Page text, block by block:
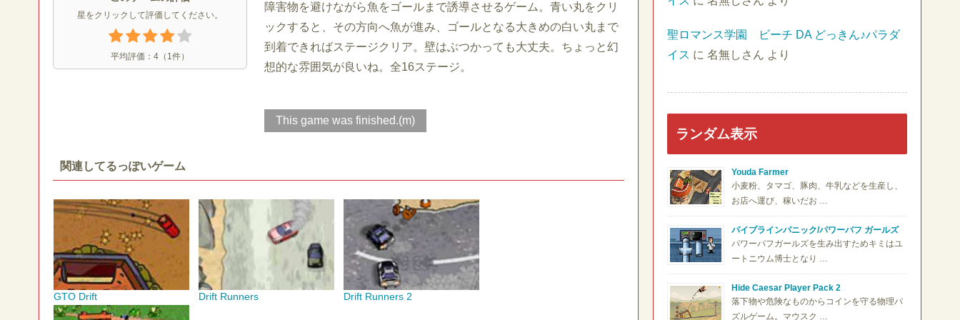
星をクリックして評価してください。
平均評価： 4 （ 1 件）
障害物を避けながら魚をゴールまで誘導させるゲーム。青い丸をクリ
ックすると、その方向へ魚が進み、ゴールとなる大きめの白い丸まで
到着できればステージクリア。壁はぶつかっても大丈夫。ちょっと幻
想的な雰囲気が良いね。全16ステージ。
This game was finished.(m)
関連してるっぽいゲーム
GTO Drift Drift Runners Drift Runners 2
聖ロマンス学園 ビーチ DA どっきん♪パラダ
イス に 名無しさん より
ランダム表示
Youda Farmer
小麦粉、タマゴ、豚肉、牛乳などを生産し、
お店へ運び、稼いだお …
パイプラインパニック/パワーパフ ガールズ
パワーパフガールズを生み出すためキミはユ
ートニウム博士となり …
Hide Caesar Player Pack 2
落下物や危険なものからコインを守る物理パ
ズルゲーム。マウスク …